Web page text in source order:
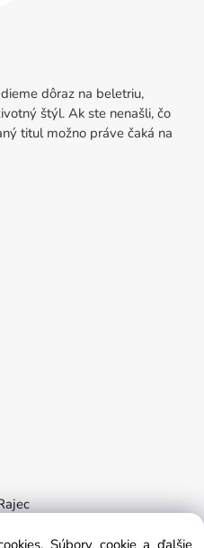
dôraz na beletriu,
štýl. Ak ste nenašli, čo
titul možno práve čaká na